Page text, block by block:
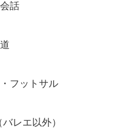
話
フットサル
レエ以外）